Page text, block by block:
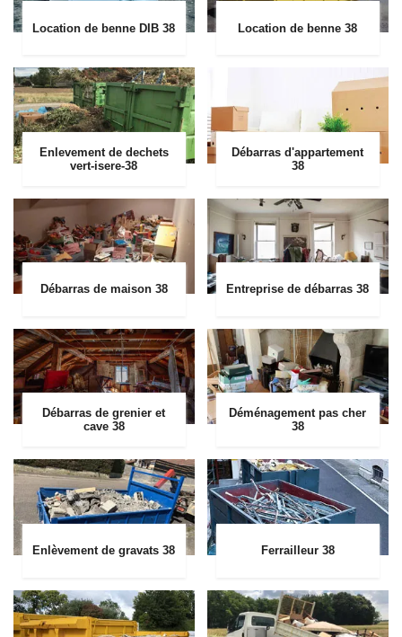
Location de benne DIB 38 Location de benne 38
Enlevement de dechets
vert-isere-38
Débarras d'appartement
38
Débarras de maison 38 Entreprise de débarras 38
Débarras de grenier et
cave 38
Déménagement pas cher
38
Enlèvement de gravats 38 Ferrailleur 38